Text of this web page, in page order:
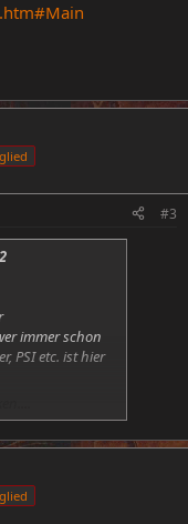
#3
immer schon
PSI etc. ist hier
"Esel" es ist